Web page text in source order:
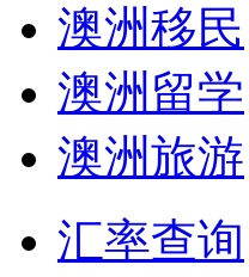
澳洲移民
澳洲留学
澳洲旅游
汇率查询